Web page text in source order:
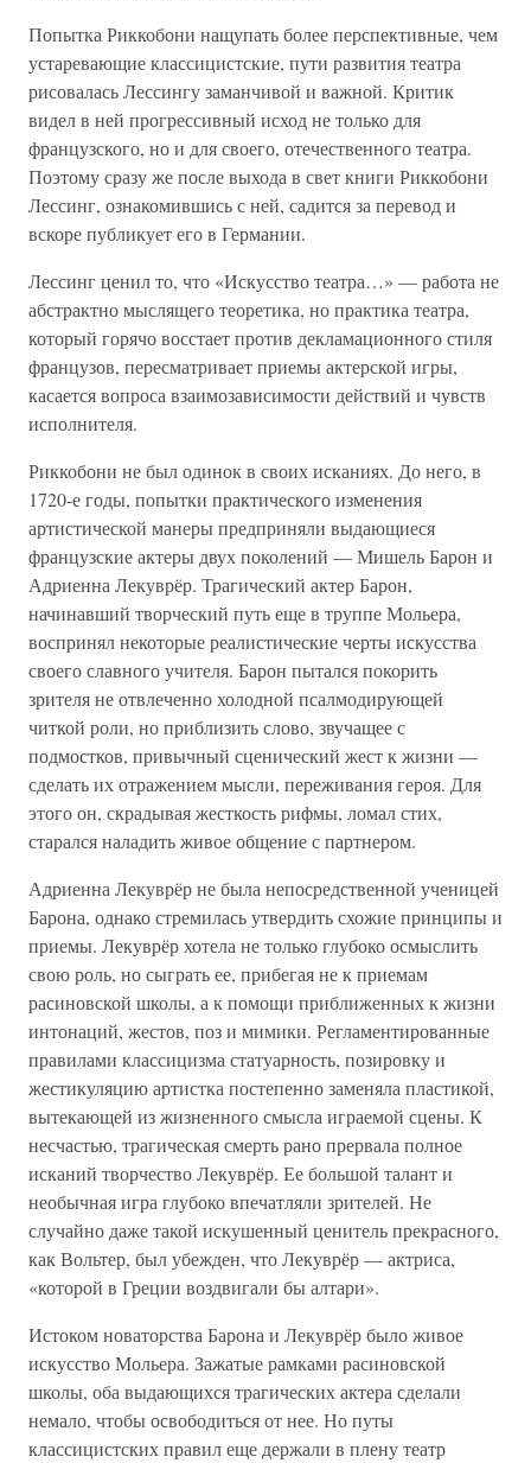
Попытка Риккобони нащупать более перспективные, чем
устаревающие классицистские, пути развития театра
рисовалась Лессингу заманчивой и важной. Критик
видел в ней прогрессивный исход не только для
французского, но и для своего, отечественного театра.
Поэтому сразу же после выхода в свет книги Риккобони
Лессинг, ознакомившись с ней, садится за перевод и
вскоре публикует его в Германии.
Лессинг ценил то, что «Искусство театра…» — работа не
абстрактно мыслящего теоретика, но практика театра,
который горячо восстает против декламационного стиля
французов, пересматривает приемы актерской игры,
касается вопроса взаимозависимости действий и чувств
исполнителя.
Риккобони не был одинок в своих исканиях. До него, в
1720-е годы, попытки практического изменения
артистической манеры предприняли выдающиеся
французские актеры двух поколений — Мишель Барон и
Адриенна Лекуврёр. Трагический актер Барон,
начинавший творческий путь еще в труппе Мольера,
воспринял некоторые реалистические черты искусства
своего славного учителя. Барон пытался покорить
зрителя не отвлеченно холодной псалмодирующей
читкой роли, но приблизить слово, звучащее с
подмостков, привычный сценический жест к жизни —
сделать их отражением мысли, переживания героя. Для
этого он, скрадывая жесткость рифмы, ломал стих,
старался наладить живое общение с партнером.
Адриенна Лекуврёр не была непосредственной ученицей
Барона, однако стремилась утвердить схожие принципы и
приемы. Лекуврёр хотела не только глубоко осмыслить
свою роль, но сыграть ее, прибегая не к приемам
расиновской школы, а к помощи приближенных к жизни
интонаций, жестов, поз и мимики. Регламентированные
правилами классицизма статуарность, позировку и
жестикуляцию артистка постепенно заменяла пластикой,
вытекающей из жизненного смысла играемой сцены. К
несчастью, трагическая смерть рано прервала полное
исканий творчество Лекуврёр. Ее большой талант и
необычная игра глубоко впечатляли зрителей. Не
случайно даже такой искушенный ценитель прекрасного,
как Вольтер, был убежден, что Лекуврёр — актриса,
«которой в Греции воздвигали бы алтари».
Истоком новаторства Барона и Лекуврёр было живое
искусство Мольера. Зажатые рамками расиновской
школы, оба выдающихся трагических актера сделали
немало, чтобы освободиться от нее. Но путы
классицистских правил еще держали в плену театр